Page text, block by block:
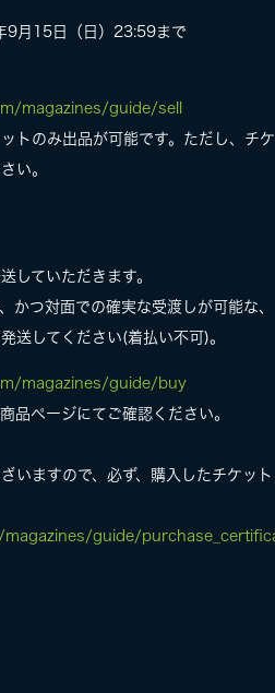
9月15日（日）23:59まで
magazines/guide/sell
トのみ出品が可能です。ただし、チ
い。
していただきます。
かつ対面での確実な受渡しが可能な
送してください(着払い不可)。
magazines/guide/buy
品ページにてご確認ください。
いますので、必ず、購入したチケッ
guide/